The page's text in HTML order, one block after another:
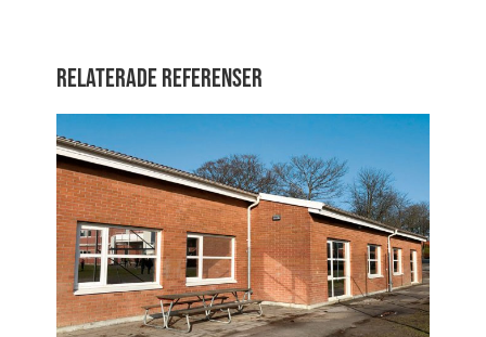
Relaterade referenser